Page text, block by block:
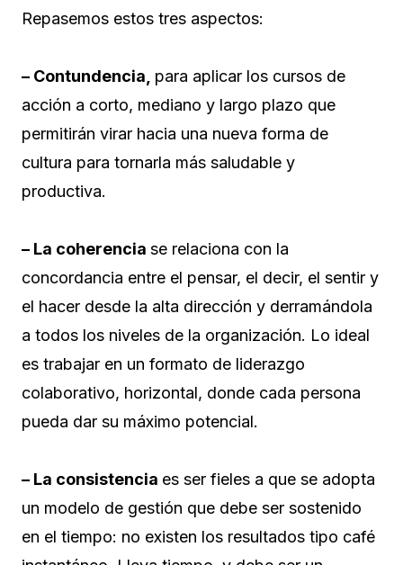
Repasemos estos tres aspectos:
– Contundencia, para aplicar los cursos de
acción a corto, mediano y largo plazo que
permitirán virar hacia una nueva forma de
cultura para tornarla más saludable y
productiva.
– La coherencia se relaciona con la
concordancia entre el pensar, el decir, el sentir y
el hacer desde la alta dirección y derramándola
a todos los niveles de la organización. Lo ideal
es trabajar en un formato de liderazgo
colaborativo, horizontal, donde cada persona
pueda dar su máximo potencial.
– La consistencia es ser fieles a que se adopta
un modelo de gestión que debe ser sostenido
en el tiempo: no existen los resultados tipo café